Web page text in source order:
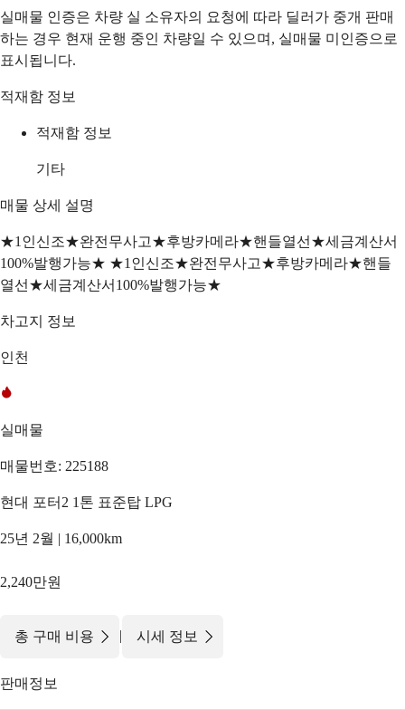
실매물 인증은 차량 실 소유자의 요청에 따라 딜러가 중개 판매
하는 경우 현재 운행 중인 차량일 수 있으며, 실매물 미인증으로
표시됩니다.
적재함 정보
적재함 정보
기타
매물 상세 설명
★1인신조★완전무사고★후방카메라★핸들열선★세금계산서
100%발행가능★ ★1인신조★완전무사고★후방카메라★핸들
열선★세금계산서100%발행가능★
차고지 정보
인천
실매물
매물번호: 225188
현대 포터2 1톤 표준탑 LPG
25년 2월 | 16,000km
2,240만원
총 구매 비용 | 시세 정보
판매정보